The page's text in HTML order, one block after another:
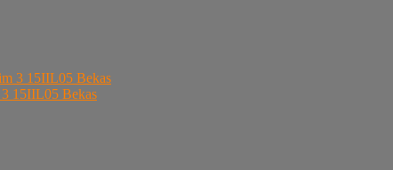
15IIL05 Bekas